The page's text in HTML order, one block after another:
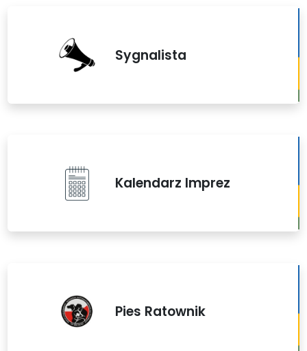
Sygnalista
Kalendarz Imprez
Pies Ratownik